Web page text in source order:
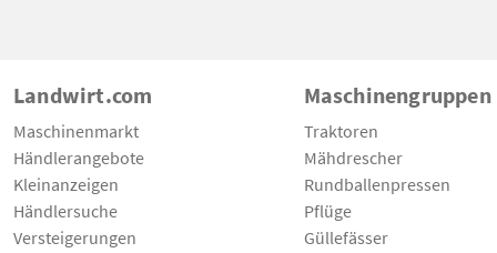
Landwirt.com
Maschinenmarkt
Händlerangebote
Kleinanzeigen
Händlersuche
Versteigerungen
Maschinengruppen
Traktoren
Mähdrescher
Rundballenpressen
Pflüge
Güllefässer